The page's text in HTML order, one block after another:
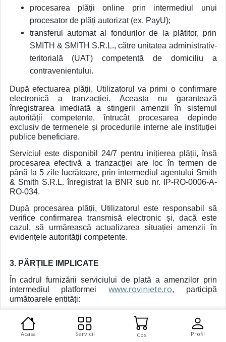
procesarea plății online prin intermediul unui
procesator de plăți autorizat (ex. PayU);
transferul automat al fondurilor de la plătitor, prin
SMITH & SMITH S.R.L., către unitatea administrativ-
teritorială (UAT) competentă de domiciliu a
contravenientului.
După efectuarea plății, Utilizatorul va primi o confirmare
electronică a tranzacției. Aceasta nu garantează
înregistrarea imediată a stingerii amenzii în sistemul
autorității competente, întrucât procesarea depinde
exclusiv de termenele și procedurile interne ale instituției
publice beneficiare.
Serviciul este disponibil 24/7 pentru inițierea plății, însă
procesarea efectivă a tranzacției are loc în termen de
până la 5 zile lucrătoare, prin intermediul agentului Smith
& Smith S.R.L. înregistrat la BNR sub nr. IP-RO-0006-A-
RO-034.
După procesarea plății, Utilizatorul este responsabil să
verifice confirmarea transmisă electronic și, dacă este
cazul, să urmărească actualizarea situației amenzii în
evidențele autorității competente.
3. PĂRȚILE IMPLICATE
În cadrul furnizării serviciului de plată a amenzilor prin
intermediul platformei www.roviniete.ro, participă
următoarele entități:
SCALA ASSISTANCE S.R.L., cu sediul în România,
mun. Cluj-Napoca, Str. Fabricii de Chibrituri nr. 13-
Acasa Servicii Cos Profil